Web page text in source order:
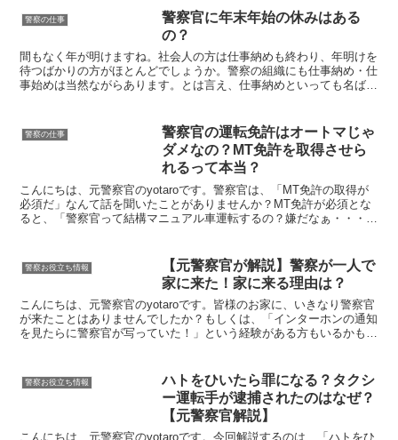
警察の仕事
警察官に年末年始の休みはある
の？
間もなく年が明けますね。社会人の方は仕事納めも終わり、年明けを
待つばかりの方がほとんどでしょうか。警察の組織にも仕事納め・仕
事始めは当然ながらあります。とは言え、仕事納めといっても名ばか
警察の仕事
警察官の運転免許はオートマじゃ
ダメなの？MT免許を取得させら
れるって本当？
こんにちは、元警察官のyotaroです。警察官は、「MT免許の取得が
必須だ」なんて話を聞いたことがありませんか？MT免許が必須とな
ると、「警察官って結構マニュアル車運転するの？嫌だなぁ・・・」
警察お役立ち情報
【元警察官が解説】警察が一人で
家に来た！家に来る理由は？
こんにちは、元警察官のyotaroです。皆様のお家に、いきなり警察官
が来たことはありませんでしたか？もしくは、「インターホンの通知
を見たらに警察官が写っていた！」という経験がある方もいるかもし
警察お役立ち情報
ハトをひいたら罪になる？タクシ
ー運転手が逮捕されたのはなぜ？
【元警察官解説】
こんにちは、元警察官のyotaroです。今回解説するのは、「ハトをひ